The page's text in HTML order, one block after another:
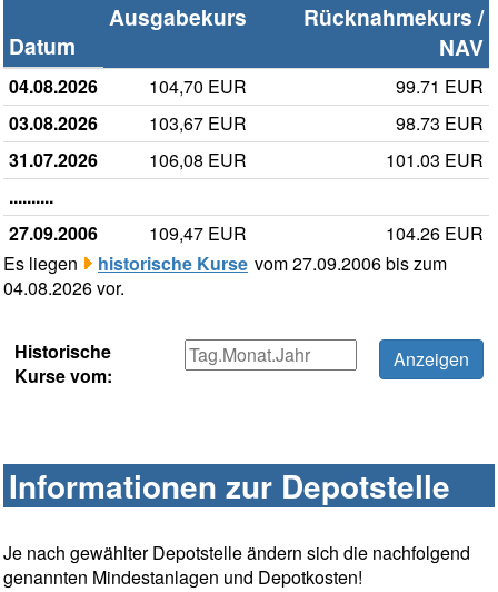
Datum
Ausgabekurs
Rücknahmekurs /
NAV
04.08.2026 104,70 EUR
99.71 EUR
03.08.2026
103,67 EUR
98.73 EUR
31.07.2026
106,08 EUR
101.03 EUR
..........
27.09.2006
109,47 EUR
104.26 EUR
Es liegen
historische Kurse vom 27.09.2006 bis zum
04.08.2026 vor.
Historische
Kurse vom:
Informationen zur Depotstelle
Je nach gewählter Depotstelle ändern sich die nachfolgend
genannten Mindestanlagen und Depotkosten!